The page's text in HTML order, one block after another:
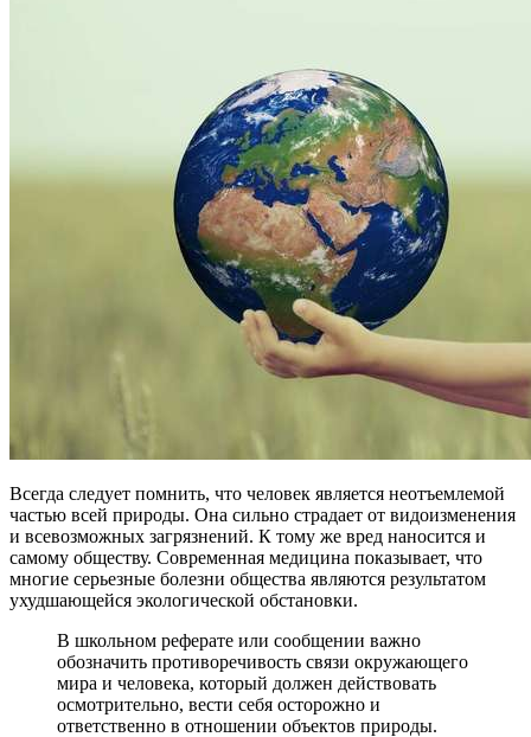
Всегда следует помнить, что человек является неотъемлемой
частью всей природы. Она сильно страдает от видоизменения
и всевозможных загрязнений. К тому же вред наносится и
самому обществу. Современная медицина показывает, что
многие серьезные болезни общества являются результатом
ухудшающейся экологической обстановки.
В школьном реферате или сообщении важно
обозначить противоречивость связи окружающего
мира и человека, который должен действовать
осмотрительно, вести себя осторожно и
ответственно в отношении объектов природы.